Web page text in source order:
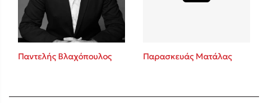
Παντελής Βλαχόπουλος Παρασκευάς Ματάλας